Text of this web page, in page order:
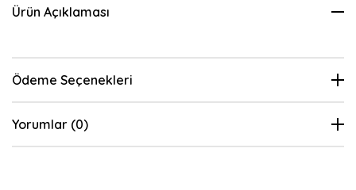
Ürün Açıklaması
Ödeme Seçenekleri
Yorumlar (0)